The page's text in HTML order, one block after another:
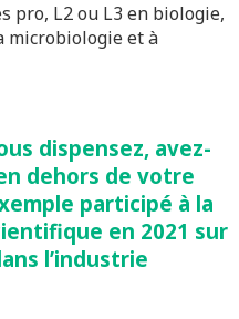
pro, L2 ou L3 en biologie,
microbiologie et à
dispensez, avez-
dehors de votre
participé à la
en 2021 sur
l’industrie